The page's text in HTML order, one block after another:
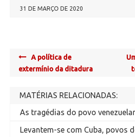
31 DE MARÇO DE 2020
Post
navigation
A política de
extermínio da ditadura
MATÉRIAS RELACIONADAS:
As tragédias do povo
Levantem-se com Cuba, povos